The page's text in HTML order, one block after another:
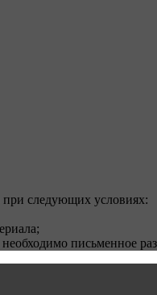
при следующих условиях:
письменное